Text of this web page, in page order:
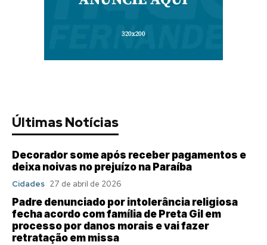
Últimas Notícias
Decorador some após receber pagamentos e
deixa noivas no prejuízo na Paraíba
Cidades 27 de abril de 2026
Padre denunciado por intolerância religiosa
fecha acordo com família de Preta Gil em
processo por danos morais e vai fazer
retratação em missa